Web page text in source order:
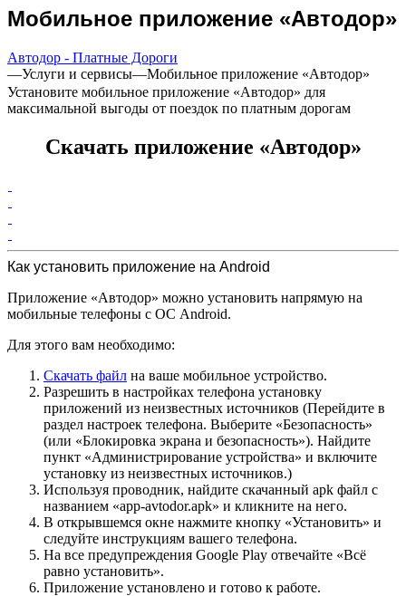
Мобильное приложение «Автодор»
Автодор - Платные Дороги
—Услуги и сервисы—Мобильное приложение «Автодор»
Установите мобильное приложение «Автодор» для
максимальной выгоды от поездок по платным дорогам
Скачать приложение «Автодор»
Как установить приложение на Android
Приложение «Автодор» можно установить напрямую на
мобильные телефоны с ОС Android.
Для этого вам необходимо:
Скачать файл на ваше мобильное устройство.
Разрешить в настройках телефона установку
приложений из неизвестных источников (Перейдите в
раздел настроек телефона. Выберите «Безопасность»
(или «Блокировка экрана и безопасность»). Найдите
пункт «Администрирование устройства» и включите
установку из неизвестных источников.)
Используя проводник, найдите скачанный apk файл с
названием «app-avtodor.apk» и кликните на него.
В открывшемся окне нажмите кнопку «Установить» и
следуйте инструкциям вашего телефона.
На все предупреждения Google Play отвечайте «Всё
равно установить».
Приложение установлено и готово к работе.